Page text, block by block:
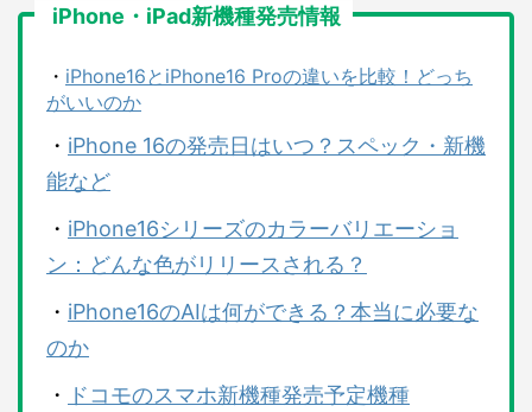
iPhone・iPad新機種発売情報
・ iPhone16とiPhone16 Proの違いを比較！どっち
がいいのか
・ iPhone 16の発売日はいつ？スペック・新機
能など
・ iPhone16シリーズのカラーバリエーショ
ン：どんな色がリリースされる？
・ iPhone16のAIは何ができる？本当に必要な
のか
・
ドコモのスマホ新機種発売予定機種